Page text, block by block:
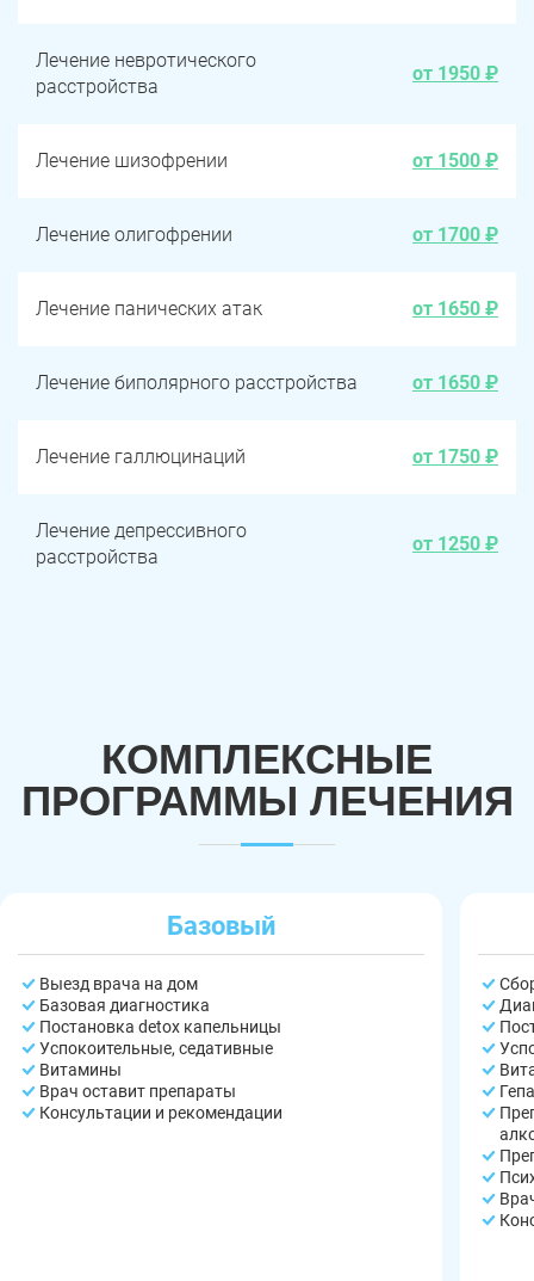
Лечение невротического
расстройства
от 1950 ₽
Лечение шизофрении от 1500 ₽
Лечение олигофрении от 1700 ₽
Лечение панических атак от 1650 ₽
Лечение биполярного расстройства от 1650 ₽
Лечение галлюцинаций от 1750 ₽
Лечение депрессивного
расстройства
от 1250 ₽
КОМПЛЕКСНЫЕ
ПРОГРАММЫ ЛЕЧЕНИЯ
Базовый
Выезд врача на дом
Базовая диагностика
Постановка detox капельницы
Успокоительные, седативные
Витамины
Врач оставит препараты
Консультации и рекомендации